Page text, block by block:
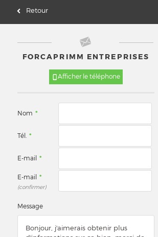
Retour
FORCAPRIMM ENTREPRISES
Afficher le téléphone
Nom *
Tél. *
E-mail *
E-mail *
(confirmer)
Message